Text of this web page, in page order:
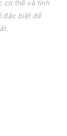
cơ thể và tinh
đặc biệt để